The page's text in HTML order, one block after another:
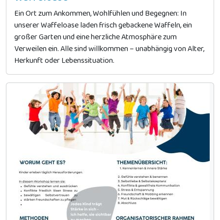
Ein Ort zum Ankommen, Wohlfühlen und Begegnen: In
unserer Waffeloase laden frisch gebackene Waffeln, ein
großer Garten und eine herzliche Atmosphäre zum
Verweilen ein. Alle sind willkommen – unabhängig von Alter,
Herkunft oder Lebenssituation.